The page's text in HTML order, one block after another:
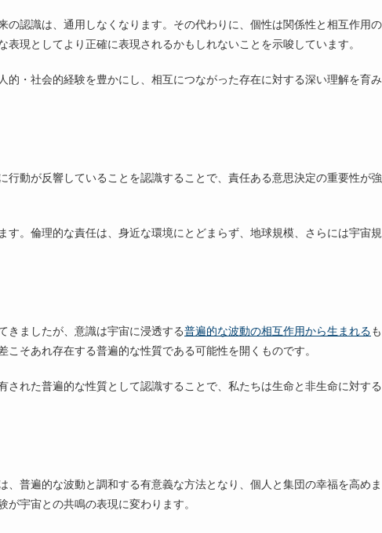
認識は、通用しなくなります。その代わりに、個性は関係性と相互作用の
現としてより正確に表現されるかもしれないことを示唆しています。
・社会的経験を豊かにし、相互につながった存在に対する深い理解を育み
動が反響していることを認識することで、責任ある意思決定の重要性が強
。倫理的な責任は、身近な環境にとどまらず、地球規模、さらには宇宙規
きましたが、意識は宇宙に浸透する普遍的な波動の相互作用から生まれるも
そあれ存在する普遍的な性質である可能性を開くものです。
れた普遍的な性質として認識することで、私たちは生命と非生命に対する
普遍的な波動と調和する有意義な方法となり、個人と集団の幸福を高めま
宇宙との共鳴の表現に変わります。